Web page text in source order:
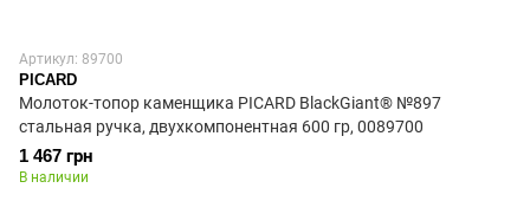
Артикул: 89700
PICARD
Молоток-топор каменщика PICARD BlackGiant® №897
стальная ручка, двухкомпонентная 600 гр, 0089700
1 467 грн
В наличии